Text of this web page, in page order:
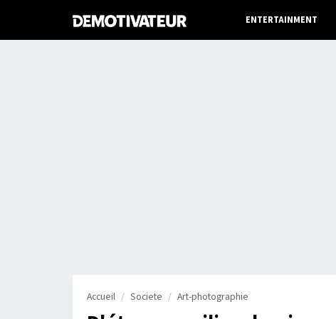
ENTERTAINMENT
Accueil Societe Art-photographie